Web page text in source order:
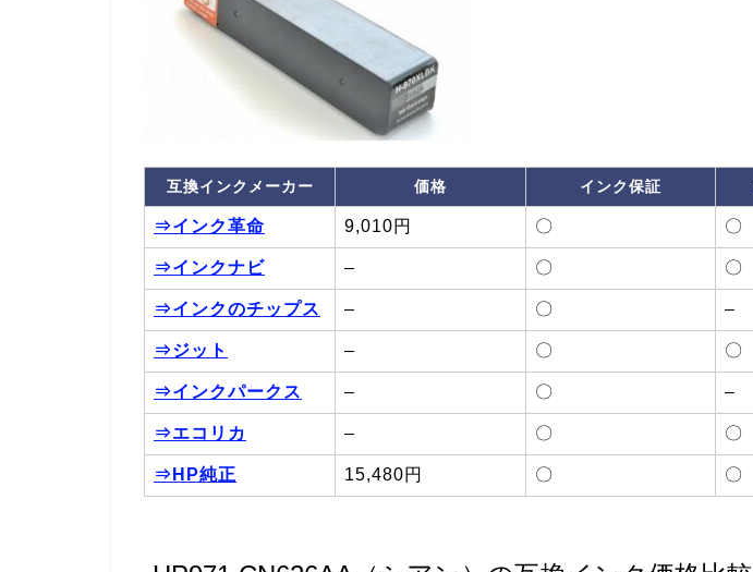
互換インクメーカー 価格 インク保証
⇒インク革命 9,010円 〇 〇
⇒インクナビ – 〇 〇
⇒インクのチップス – 〇 –
⇒ジット – 〇 〇
⇒インクパークス – 〇 –
⇒エコリカ – 〇 〇
⇒HP純正 15,480円 〇 〇